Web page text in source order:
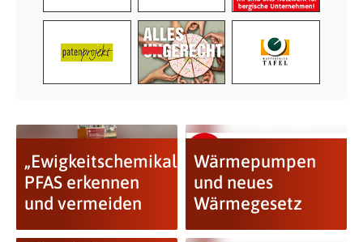
„Ewigkeitschemikalien“
PFAS erkennen
und vermeiden
Wärmepumpen
und neues
Wärmegesetz